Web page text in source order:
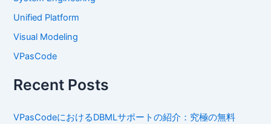
Unified Platform
Visual Modeling
VPasCode
Recent Posts
VPasCodeにおけるDBMLサポートの紹介：究極の無料